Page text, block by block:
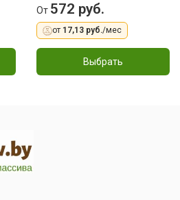
От 572 руб.
от 17,13 руб./мес
Выбрать